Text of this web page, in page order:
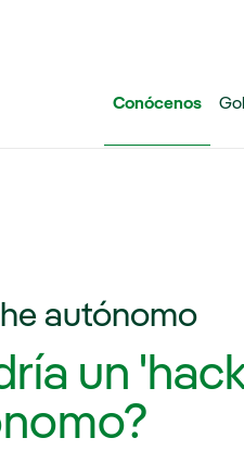
Conócenos
para Grupo Iberdrola
para Redes
autónomo
un